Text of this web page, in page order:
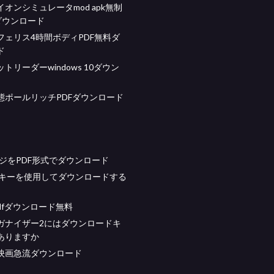
オンシミュレータmod apk無制
ンロード
ェリス4時間ボディPDF無料ダ
トリーダーwindows 10ダウン
ポールリッチPDFダウンロード
をPDF形式でダウンロード
ーを使用してダウンロードする
ダウンロード無料
ナイザー2にはダウンロードキ
りますか
画急流ダウンロード